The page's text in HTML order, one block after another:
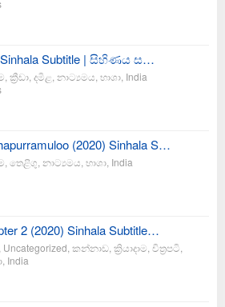
Sinhala Subtitle | සිහිණය ස…
ක්‍රීඩා දමිළ නාට්‍යමය භාශා India
(2020) Sinhala S…
තෙළිගු නාට්‍යමය භාශා India
2 (2020) Sinhala Subtitle…
Uncategorized කන්නාඩ ක්‍රියාදාම චිත්‍රපටි
India